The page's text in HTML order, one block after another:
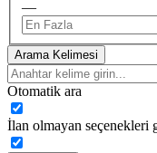
—
Arama Kelimesi
Otomatik ara
İlan olmayan seçenekleri